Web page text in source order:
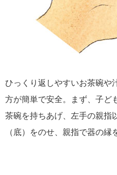
ひっくり返しやすいお茶碗や
方が簡単で安全。まず、子ど
茶碗を持ちあげ、左手の親指
（底）をのせ、親指で器の縁